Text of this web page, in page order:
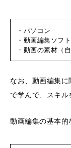
・パソコン
・動画編集ソフ
・動画の素材（
なお、動画編集
で学んで、スキル
動画編集の基本的